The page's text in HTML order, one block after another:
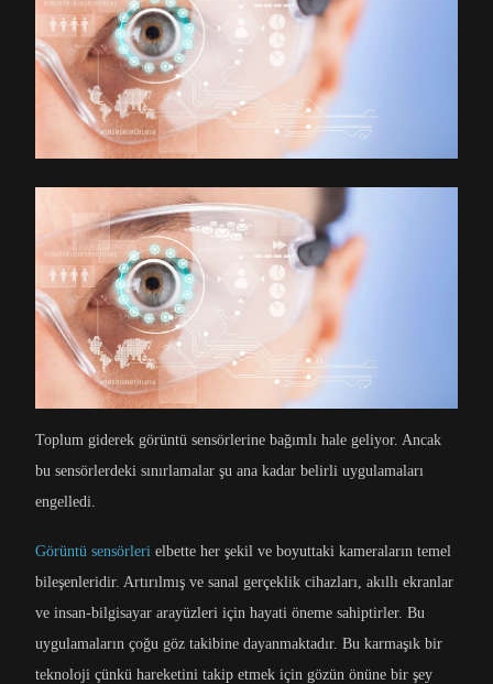
Toplum giderek görüntü sensörlerine bağımlı hale geliyor. Ancak
bu sensörlerdeki sınırlamalar şu ana kadar belirli uygulamaları
engelledi.
Görüntü sensörleri elbette her şekil ve boyuttaki kameraların temel
bileşenleridir. Artırılmış ve sanal gerçeklik cihazları, akıllı ekranlar
ve insan-bilgisayar arayüzleri için hayati öneme sahiptirler. Bu
uygulamaların çoğu göz takibine dayanmaktadır. Bu karmaşık bir
teknoloji çünkü hareketini takip etmek için gözün önüne bir şey